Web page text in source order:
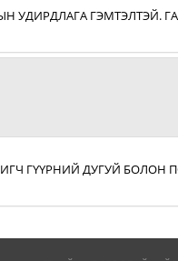
УДИРДЛАГА ГЭМТЭЛТЭЙ.
ГҮҮРНИЙ ДУГУЙ БОЛОН